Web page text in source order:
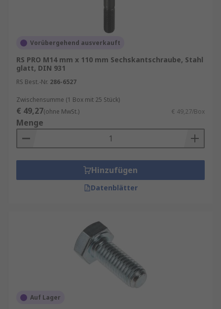
Vorübergehend ausverkauft
RS PRO M14 mm x 110 mm Sechskantschraube, Stahl
glatt, DIN 931
RS Best.-Nr. 286-6527
Zwischensumme (1 Box mit 25 Stück)
€ 49,27(ohne MwSt.) € 49,27/Box
Menge
Hinzufügen
Datenblätter
Auf Lager